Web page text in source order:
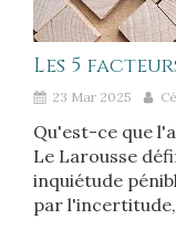
Les 5
23 Mar 2025
Qu'est-ce que
Le Larousse
inquiétude
par